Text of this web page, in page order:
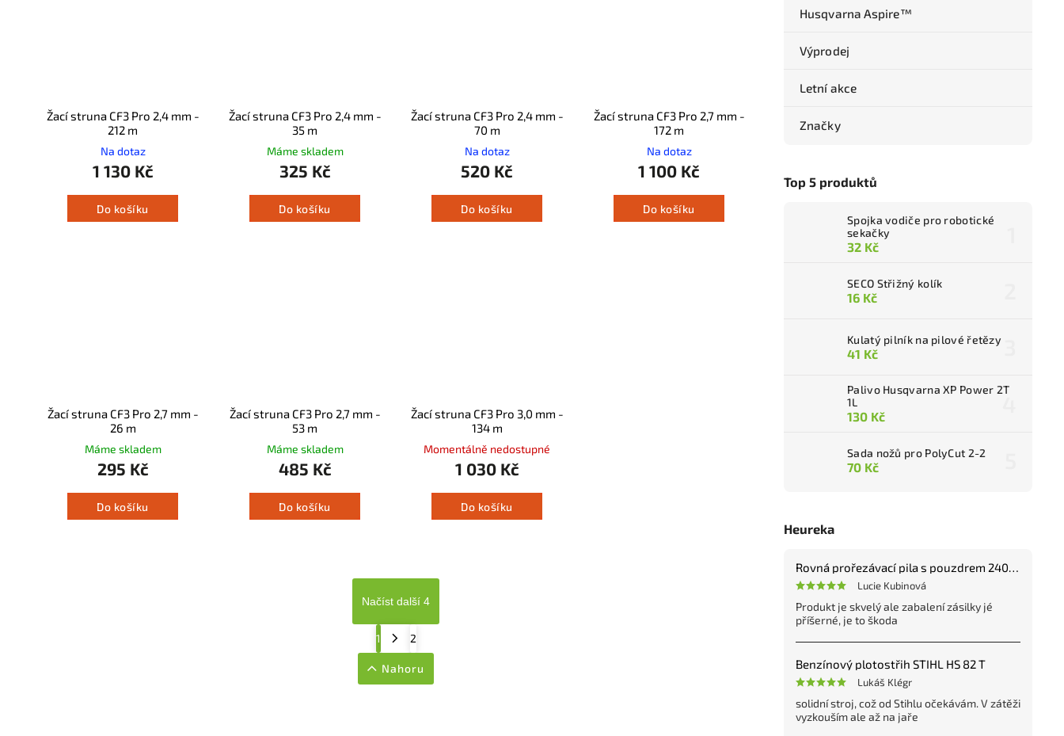
Husqvarna Aspire™
Výprodej
Letní akce
Značky
Top 5 produktů
Spojka vodiče pro robotické
sekačky
32 Kč
SECO Střižný kolík
16 Kč
Kulatý pilník na pilové řetězy
41 Kč
Palivo Husqvarna XP Power 2T
1L
130 Kč
Sada nožů pro PolyCut 2-2
70 Kč
Heureka
Rovná prořezávací pila s pouzdrem 240 mm
Lucie Kubinová
Produkt je skvelý ale zabalení zásilky jé
příšerné, je to škoda
Benzínový plotostřih STIHL HS 82 T
Lukáš Klégr
solidní stroj, což od Stihlu očekávám. V zátěži
vyzkouším ale až na jaře
Žací struna CF3 Pro 2,4 mm -
212 m
Na dotaz
1 130 Kč
Do košíku
Žací struna CF3 Pro 2,4 mm -
35 m
Máme skladem
325 Kč
Do košíku
Žací struna CF3 Pro 2,4 mm -
70 m
Na dotaz
520 Kč
Do košíku
Žací struna CF3 Pro 2,7 mm -
172 m
Na dotaz
1 100 Kč
Do košíku
Žací struna CF3 Pro 2,7 mm -
26 m
Máme skladem
295 Kč
Do košíku
Žací struna CF3 Pro 2,7 mm -
53 m
Máme skladem
485 Kč
Do košíku
Žací struna CF3 Pro 3,0 mm -
134 m
Momentálně nedostupné
1 030 Kč
Do košíku
Načíst další 4
1 2
Nahoru